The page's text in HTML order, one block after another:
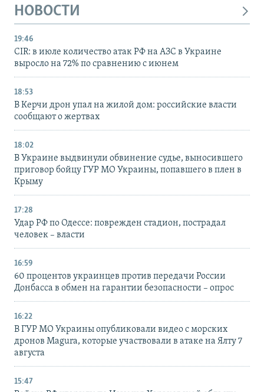
НОВОСТИ
19:46
CIR: в июле количество атак РФ на АЗС в Украине
выросло на 72% по сравнению с июнем
18:53
В Керчи дрон упал на жилой дом: российские власти
сообщают о жертвах
18:02
В Украине выдвинули обвинение судье, выносившего
приговор бойцу ГУР МО Украины, попавшего в плен в
Крыму
17:28
Удар РФ по Одессе: поврежден стадион, пострадал
человек – власти
16:59
60 процентов украинцев против передачи России
Донбасса в обмен на гарантии безопасности – опрос
16:22
В ГУР МО Украины опубликовали видео с морских
дронов Magura, которые участвовали в атаке на Ялту 7
августа
15:47